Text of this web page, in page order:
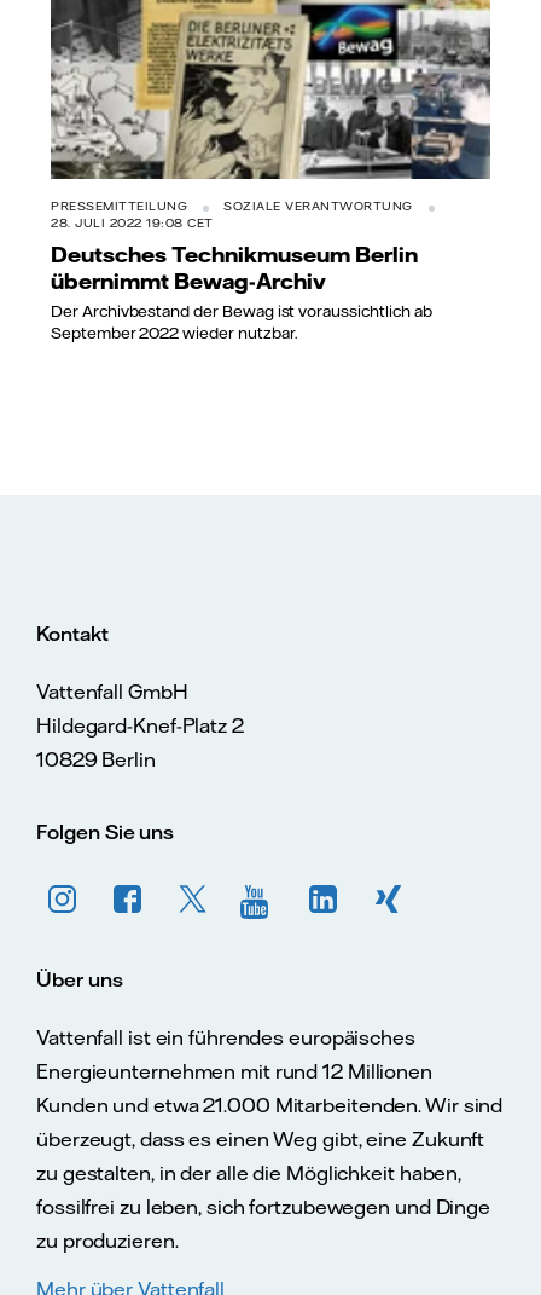
PRESSEMITTEILUNG
SOZIALE VERANTWORTUNG
28. JULI 2022 19:08 CET
Deutsches Technikmuseum Berlin
übernimmt Bewag-Archiv
Der Archivbestand der Bewag ist voraussichtlich ab
September 2022 wieder nutzbar.
Kontakt
Vattenfall GmbH
Hildegard-Knef-Platz 2
10829 Berlin
Folgen Sie uns
Über uns
Vattenfall ist ein führendes europäisches
Energieunternehmen mit rund 12 Millionen
Kunden und etwa 21.000 Mitarbeitenden. Wir sind
überzeugt, dass es einen Weg gibt, eine Zukunft
zu gestalten, in der alle die Möglichkeit haben,
fossilfrei zu leben, sich fortzubewegen und Dinge
zu produzieren.
Mehr über Vattenfall